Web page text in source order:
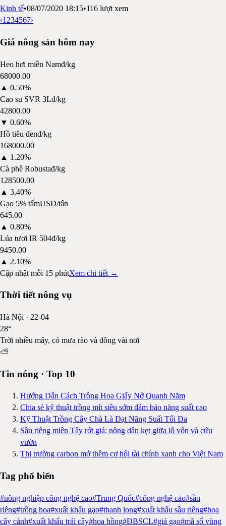
Kinh tế•08/07/2020 18:15•116 lượt xem
‹1 234567›
Giá nông sản hôm nay
Heo hơi miền Namđ/kg
68000.00
▲ 0.50%
Cao su SVR 3Lđ/kg
42800.00
▼ 0.60%
Hồ tiêu đenđ/kg
168000.00
▲ 1.20%
Cà phê Robustađ/kg
128500.00
▲ 3.40%
Gạo 5% tấmUSD/tấn
645.00
▲ 0.80%
Lúa tươi IR 504đ/kg
9450.00
▲ 2.10%
Cập nhật mỗi 15 phútXem chi tiết →
Thời tiết nông vụ
Hà Nội · 22-04
28°
Trời nhiều mây, có mưa rào và dông vài nơi
⛅
Tin nóng · Top 10
Hướng Dẫn Cách Trồng Hoa Giấy Nở Quanh Năm
Chia sẻ kỹ thuật trồng mít siêu sớm đảm bảo năng suất cao
Kỹ Thuật Trồng Cây Chà Là Đạt Năng Suất Tối Đa
Sầu riêng miền Tây rớt giá: nông dân kẹt giữa lỗ vốn và cứu
vườn
Thị trường carbon mở thêm cơ hội tài chính xanh cho Việt Nam
Tag phổ biến
#nông nghiệp công nghệ cao#Trung Quốc#công nghệ cao#sầu
riêng#trồng hoa#xuất khẩu gạo#thanh long#xuất khẩu sầu riêng#hoa
cây cảnh#xuất khẩu trái cây#hoa hồng#ĐBSCL#giá gạo#mã số vùng